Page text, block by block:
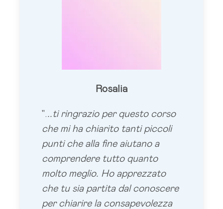
Rosalia
"...ti ringrazio per questo corso
che mi ha chiarito tanti piccoli
punti che alla fine aiutano a
comprendere tutto quanto
molto meglio. Ho apprezzato
che tu sia partita dal conoscere
per chiarire la consapevolezza